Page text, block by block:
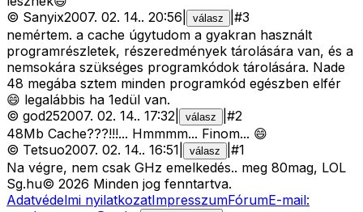
© Sanyix2007. 02. 14.. 20:56 válasz #3
nemértem. a cache úgytudom a gyakran használt
programrészletek, részeredmények tárolására van, és a
nemsokára szükséges programkódok tárolására. Nade
48 megába sztem minden programkód egészben elfér
😄 legalábbis ha 1edül van.
© god252007. 02. 14.. 17:32 válasz #2
48Mb Cache???!!!... Hmmmm... Finom... 😄
© Tetsuo2007. 02. 14.. 16:51 válasz #1
Na végre, nem csak GHz emelkedés.. meg 80mag, LOL
Sg.hu© 2026 Minden jog fenntartva.
Adatvédelmi nyilatkozatImpresszumFórumE-mail: